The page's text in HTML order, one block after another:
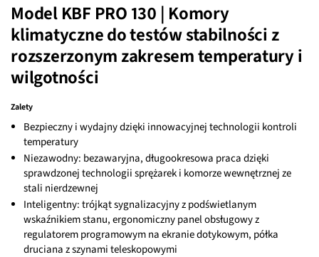
Model KBF PRO 130 | Komory
klimatyczne do testów stabilności z
rozszerzonym zakresem temperatury i
wilgotności
Zalety
Bezpieczny i wydajny dzięki innowacyjnej technologii kontroli
temperatury
Niezawodny: bezawaryjna, długookresowa praca dzięki
sprawdzonej technologii sprężarek i komorze wewnętrznej ze
stali nierdzewnej
Inteligentny: trójkąt sygnalizacyjny z podświetlanym
wskaźnikiem stanu, ergonomiczny panel obsługowy z
regulatorem programowym na ekranie dotykowym, półka
druciana z szynami teleskopowymi